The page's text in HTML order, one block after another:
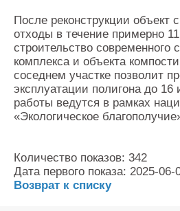
После реконструкции объект
отходы в течение примерно
строительство современного
комплекса и объекта
соседнем участке позволит
эксплуатации полигона до 16
работы ведутся в рамках
«Экологическое
Количество показов: 342
Дата первого показа: 2025-06-
Возврат к списку